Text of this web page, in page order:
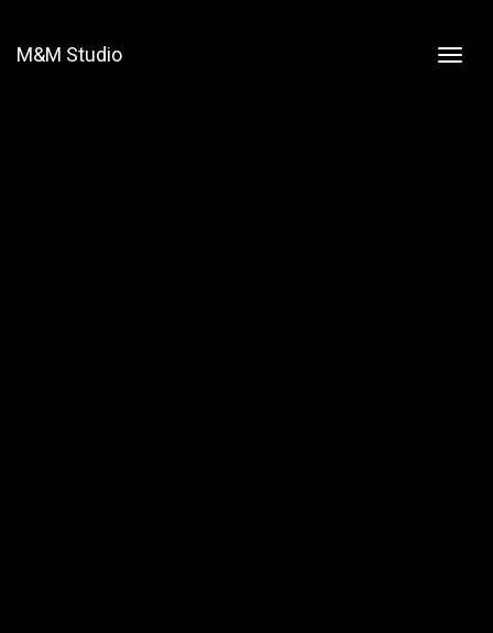
M&M Studio